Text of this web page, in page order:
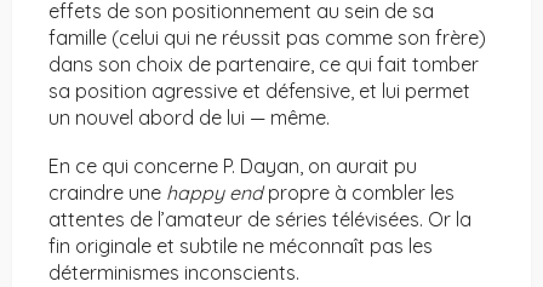
effets de son positionnement au sein de sa
famille (celui qui ne réussit pas comme son frère)
dans son choix de partenaire, ce qui fait tomber
sa position agressive et défensive, et lui permet
un nouvel abord de lui — même.
En ce qui concerne P. Dayan, on aurait pu
craindre une happy endpropre à combler les
attentes de l’amateur de séries télévisées. Or la
fin originale et subtile ne méconnaît pas les
déterminismes inconscients.